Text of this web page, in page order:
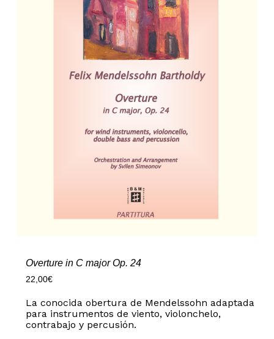
Overture in C major Op. 24
22,00€
La conocida obertura de Mendelssohn adaptada
para instrumentos de viento, violonchelo,
contrabajo y percusión.